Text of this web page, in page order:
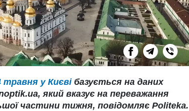
травня у Києвібазується на даних
який вказує на переважання
частини тижня, повідомляє Politeka.